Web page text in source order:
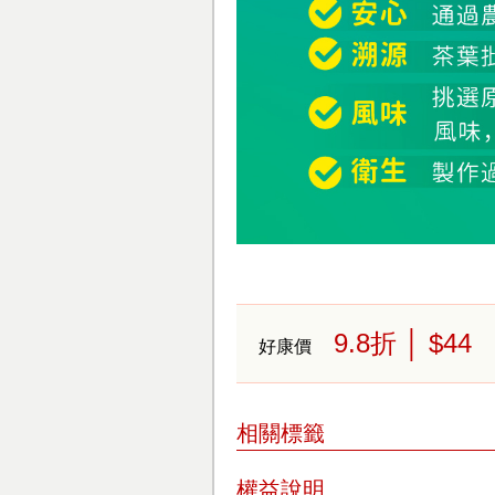
好康價 9.8折 │ $44
相關標籤
權益說明